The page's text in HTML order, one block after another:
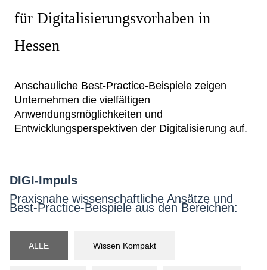
Das Technologieland
Beratung & Förderung
für Digitalisierungsvorhaben in
Hessen
Anschauliche Best-Practice-Beispiele zeigen
Unternehmen die vielfältigen
Anwendungsmöglichkeiten und
Entwicklungsperspektiven der Digitalisierung auf.
DIGI-Impuls
Praxisnahe wissenschaftliche Ansätze und
Best-Practice-Beispiele aus den Bereichen:
ALLE Wissen Kompakt